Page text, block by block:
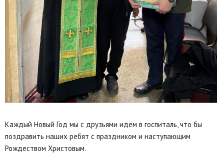
Каждый Новый Год мы с друзьями идём в госпиталь, что бы
поздравить наших ребят с праздником и наступающим
Рождеством Христовым.